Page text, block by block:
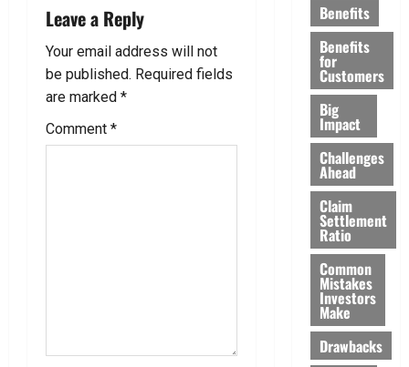
v
i
g
a
Leave a Reply
Your email address will not
be published. Required fields
are marked *
Comment *
Benefits
Benefits
for
Customers
Big
Impact
Challenges
Ahead
Claim
Settlement
Ratio
Common
Mistakes
Investors
Make
Drawbacks